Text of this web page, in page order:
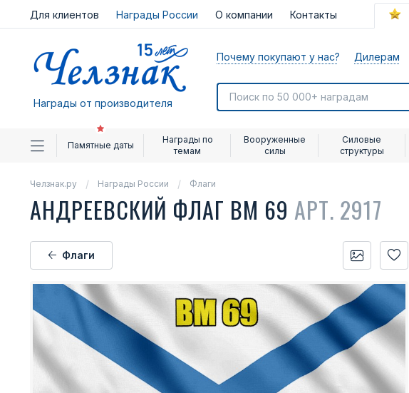
Для клиентов Награды России О компании Контакты
Награды от производителя
Почему покупают у нас? Дилерам
Памятные даты
Награды по
темам
Вооруженные
силы
Силовые
структуры
Челзнак.ру Награды России Флаги
АНДРЕЕВСКИЙ ФЛАГ ВМ 69 АРТ. 2917
Флаги